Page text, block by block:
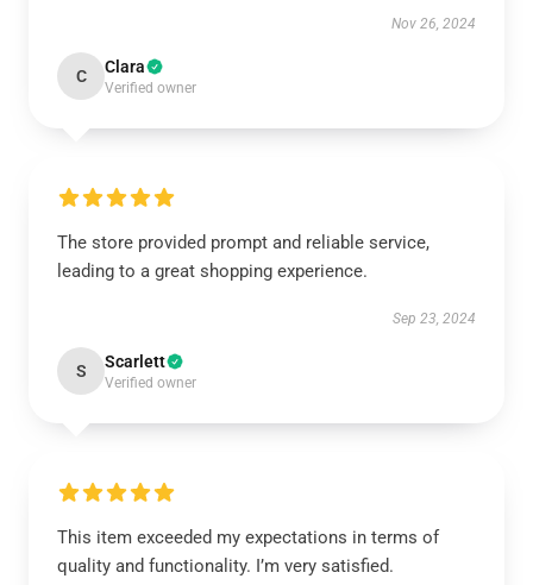
Nov 26, 2024
C Clara
Verified owner
The store provided prompt and reliable service,
leading to a great shopping experience.
Sep 23, 2024
S Scarlett
Verified owner
This item exceeded my expectations in terms of
quality and functionality. I’m very satisfied.